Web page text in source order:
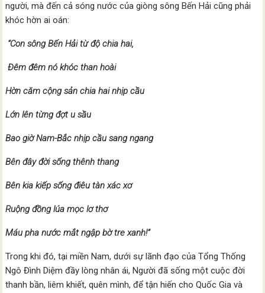
người, mà đến cả sóng nước của giòng sông Bến Hải cũng phải
khóc hờn ai oán:
“Con sông Bến Hải từ độ chia hai,
Đêm đêm nó khóc than hoài
Hờn căm cộng sản chia hai nhịp cầu
Lớn lên từng đợt u sầu
Bao giờ Nam-Bắc nhịp cầu sang ngang
Bên đây đời sống thênh thang
Bên kia kiếp sống điêu tàn xác xơ
Ruộng đồng lúa mọc lơ thơ
Máu pha nước mắt ngập bờ tre xanh!”
Trong khi đó, tại miền Nam, dưới sự lãnh đạo của Tổng Thống
Ngô Đình Diệm đầy lòng nhân ái, Người đã sống một cuộc đời
thanh bần, liêm khiết, quên mình, để tận hiến cho Quốc Gia và